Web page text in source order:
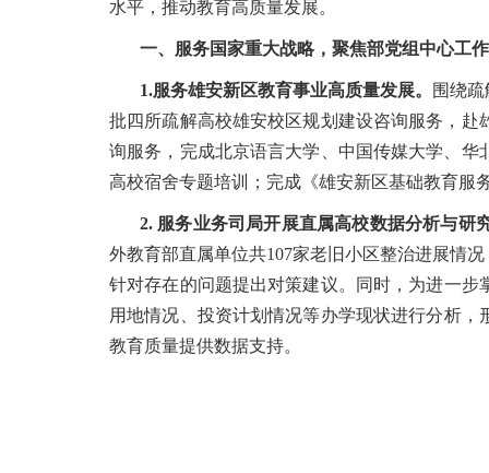
水平，推动教育高质量发展。
一、服务国家重大战略，聚焦部党组中心工
1.服务雄安新区教育事业高质量发展。
围绕
批四所疏解高校雄安校区规划建设咨询服务，
询服务，完成北京语言大学、中国传媒大学、
高校宿舍专题培训；完成《雄安新区基础教育服
2. 服务业务司局开展直属高校数据分析与研
外教育部直属单位共107家老旧小区整治进展情
针对存在的问题提出对策建议。同时，为进一
用地情况、投资计划情况等办学现状进行分析
教育质量提供数据支持。